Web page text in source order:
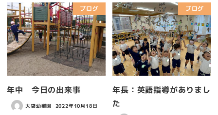
ブログ
年中 今日の出来事
大袋幼稚園 2022年10月18日
ブログ
年長：英語指導がありまし
た